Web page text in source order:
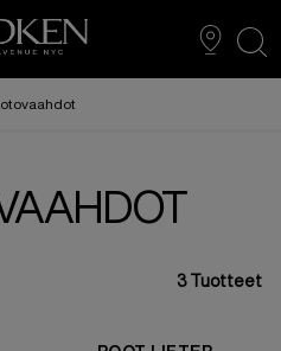
3Tuotteet